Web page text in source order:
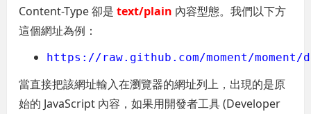
Content-Type 卻是text/plain 內容型態。我們以下方
這個網址為例：
https://raw.github.com/moment/moment/
當直接把該網址輸入在瀏覽器的網址列上，出現的是原
始的 JavaScript 內容，如果用開發者工具 (Developer